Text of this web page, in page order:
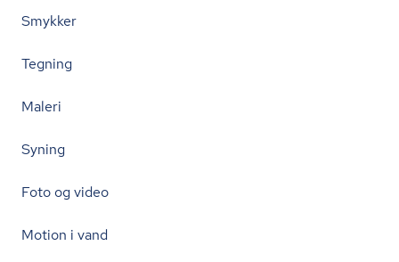
Smykker
Tegning
Maleri
Syning
Foto og video
Motion i vand